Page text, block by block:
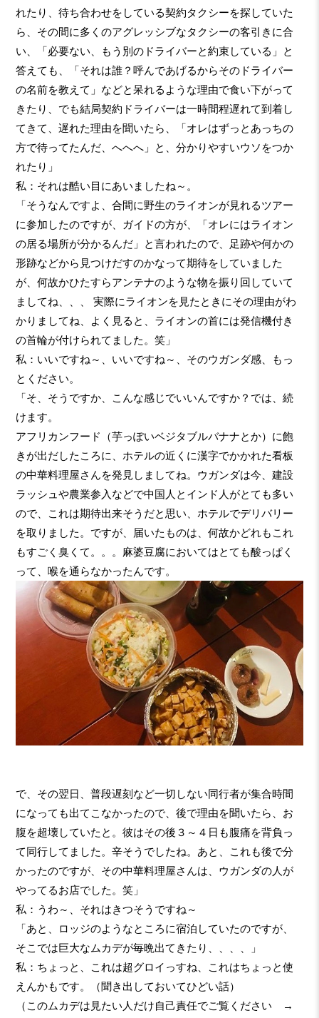
れたり、待ち合わせをしている契約タクシーを探していた
ら、その間に多くのアグレッシブなタクシーの客引きに合
い、「必要ない、もう別のドライバーと約束している」と
答えても、「それは誰？呼んであげるからそのドライバー
の名前を教えて」などと呆れるような理由で食い下がって
きたり、でも結局契約ドライバーは一時間程遅れて到着し
てきて、遅れた理由を聞いたら、「オレはずっとあっちの
方で待ってたんだ、へへへ」と、分かりやすいウソをつか
れたり」
私：それは酷い目にあいましたね～。
「そうなんですよ、合間に野生のライオンが見れるツアー
に参加したのですが、ガイドの方が、「オレにはライオン
の居る場所が分かるんだ」と言われたので、足跡や何かの
形跡などから見つけだすのかなって期待をしていました
が、何故かひたすらアンテナのような物を振り回していて
ましてね、、、 実際にライオンを見たときにその理由がわ
かりましてね、よく見ると、ライオンの首には発信機付き
の首輪が付けられてました。笑」
私：いいですね～、いいですね～、そのウガンダ感、もっ
とください。
「そ、そうですか、こんな感じでいいんですか？では、続
けます。
アフリカンフード（芋っぽいベジタブルバナナとか）に飽
きが出だしたころに、ホテルの近くに漢字でかかれた看板
の中華料理屋さんを発見しましてね。ウガンダは今、建設
ラッシュや農業参入などで中国人とインド人がとても多い
ので、これは期待出来そうだと思い、ホテルでデリバリー
を取りました。ですが、届いたものは、何故かどれもこれ
もすごく臭くて。。。麻婆豆腐においてはとても酸っぱく
って、喉を通らなかったんです。
で、その翌日、普段遅刻など一切しない同行者が集合時間
になっても出てこなかったので、後で理由を聞いたら、お
腹を超壊していたと。彼はその後３～４日も腹痛を背負っ
て同行してました。辛そうでしたね。あと、これも後で分
かったのですが、その中華料理屋さんは、ウガンダの人が
やってるお店でした。笑」
私：うわ～、それはきつそうですね～
「あと、ロッジのようなところに宿泊していたのですが、
そこでは巨大なムカデが毎晩出てきたり、、、、」
私：ちょっと、これは超グロイっすね、これはちょっと使
えんかもです。（聞き出しておいてひどい話）
（このムカデは見たい人だけ自己責任でご覧ください →